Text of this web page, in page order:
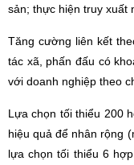
sản; thực hiện truy xuất
Tăng cường liên kết
tác xã, phấn đấu có
với doanh nghiệp theo
Lựa chọn tối thiểu 200
hiệu quả để nhân rộng
lựa chọn tối thiểu 6